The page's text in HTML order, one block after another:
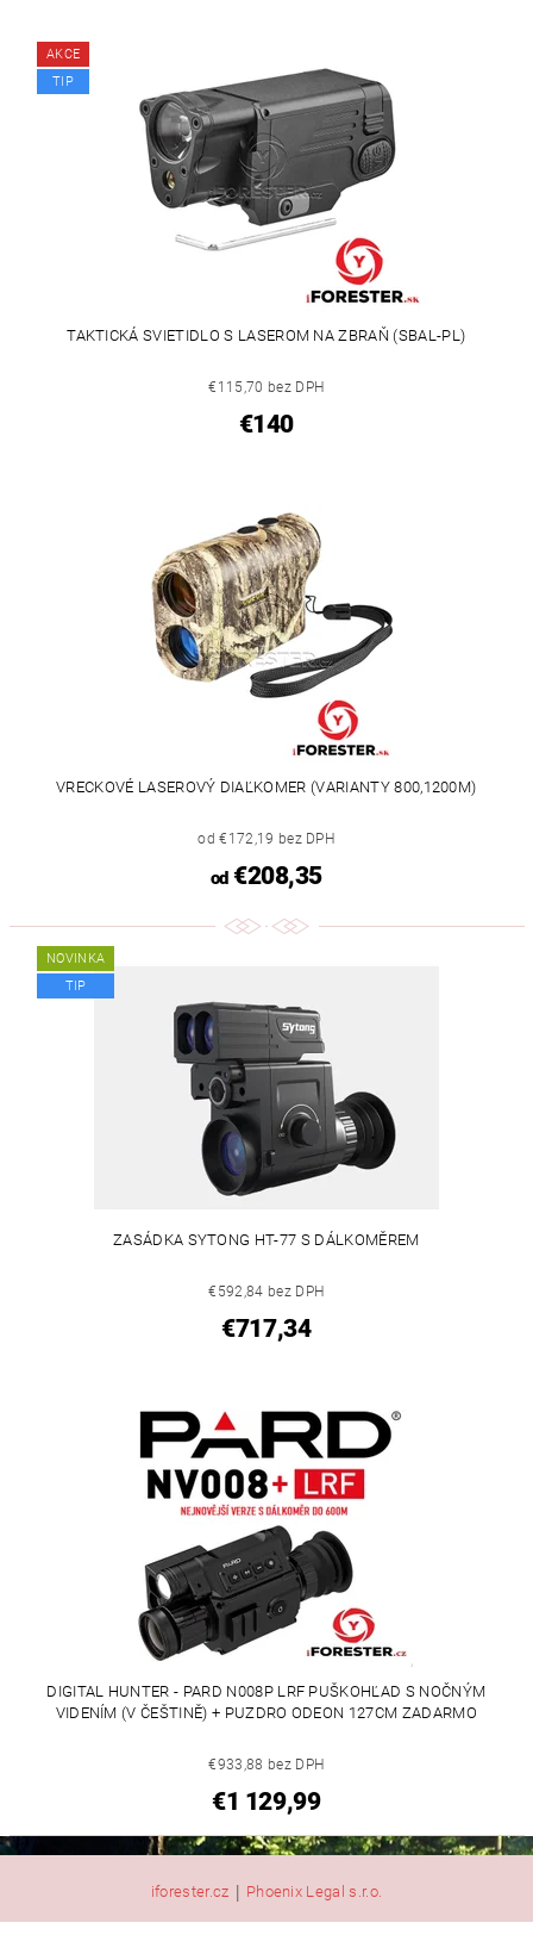
AKCE
TIP
TAKTICKÁ SVIETIDLO S LASEROM NA ZBRAŇ (SBAL-PL)
€115,70 bez DPH
€140
VRECKOVÉ LASEROVÝ DIAĽKOMER (VARIANTY 800,1200M)
od €172,19 bez DPH
od€208,35
NOVINKA
TIP
ZASÁDKA SYTONG HT-77 S DÁLKOMĚREM
€592,84 bez DPH
€717,34
DIGITAL HUNTER - PARD N008P LRF PUŠKOHĽAD S NOČNÝM
VIDENÍM (V ČEŠTINĚ) + PUZDRO ODEON 127CM ZADARMO
€933,88 bez DPH
€1 129,99
iforester.cz | Phoenix Legal s.r.o.